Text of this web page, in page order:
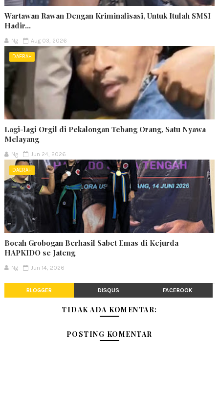
Wartawan Rawan Dengan Kriminalisasi, Untuk Itulah SMSI
Hadir...
Ng Aug 03, 2026
DAERAH
Lagi-lagi Orgil di Pekalongan Tebang Orang, Satu Nyawa
Melayang
Ng Jun 24, 2026
DAERAH
Bocah Grobogan Berhasil Sabet Emas di Kejurda
HAPKIDO se Jateng
Ng Jun 14, 2026
BLOGGER DISQUS FACEBOOK
TIDAK ADA KOMENTAR:
POSTING KOMENTAR